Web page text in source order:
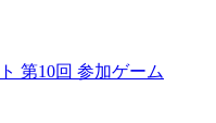
第10回 参加ゲーム